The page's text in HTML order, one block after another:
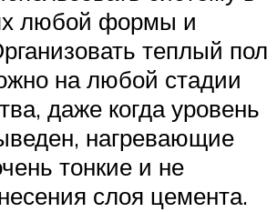
любой формы и
теплый пол
на любой стадии
даже когда уровень
нагревающие
тонкие и не
слоя цемента.